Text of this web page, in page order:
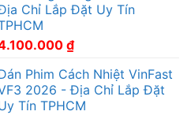
Chỉ Lắp Đặt Uy Tín
₫
Phim Cách Nhiệt VinFast
2026 - Địa Chỉ Lắp Đặt
Tín TPHCM